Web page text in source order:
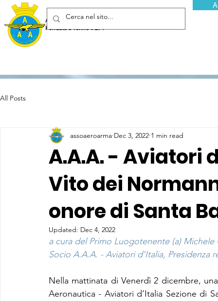
Associazione Arma Aeronautica - Aviatori d'Italia ETS
Fondata a Torino il 29 febbraio 1952
All Posts
A.A.A. - Aviatori
Vito dei
onore di Santa
assoaeroarma Dec 3, 2022 1 min read
Updated: Dec 4, 2022
a cura del Primo Luogotenente (a) Michele
Socio A.A.A. - Aviatori d’Italia, Presidenza
Nella mattinata di Venerdì 2 dicembre,
Aeronautica - Aviatori d’Italia Sezione di